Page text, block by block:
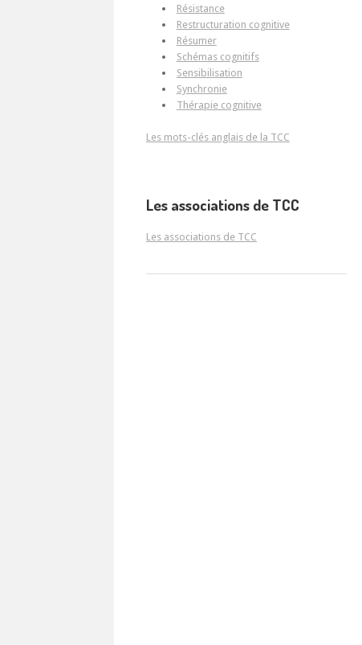
Résistance
Restructuration cognitive
Résumer
Schémas cognitifs
Sensibilisation
Synchronie
Thérapie cognitive
Les mots-clés anglais de la TCC
Les associations de TCC
Les associations de TCC